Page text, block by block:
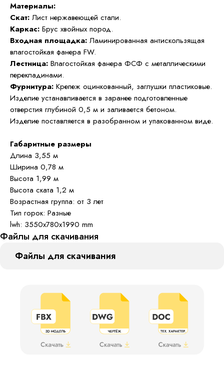
Материалы:
Скат: Лист нержавеющей стали.
Каркас: Брус хвойных пород.
Входная площадка: Ламинированная антискользящая
влагостойкая фанера FW.
Лестница: Влагостойкая фанера ФСФ с металлическими
перекладинами.
Фурнитура: Крепеж оцинкованный, заглушки пластиковые.
Изделие устанавливается в заранее подготовленные
отверстия глубиной 0,5 м и заливается бетоном.
Изделие поставляется в разобранном и упакованном виде.
Габаритные размеры
Длина 3,55 м
Ширина 0,78 м
Высота 1,99 м
Высота ската 1,2 м
Возрастная группа: от 3 лет
Тип горок: Разные
lwh: 3550x780x1990 mm
Файлы для скачивания
Файлы для скачивания